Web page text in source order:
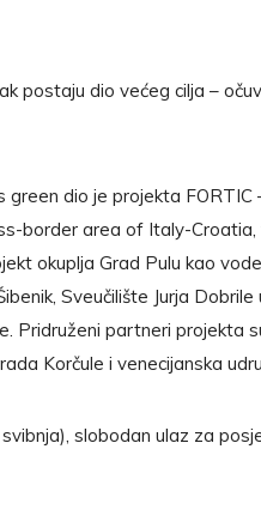
postaju dio većeg cilja –
green dio je projekta FORTIC
border area of Italy-Croatia,
okuplja Grad Pulu kao
Sveučilište Jurja Dobrile
Pridruženi partneri projekta
Korčule i venecijanska
slobodan ulaz za